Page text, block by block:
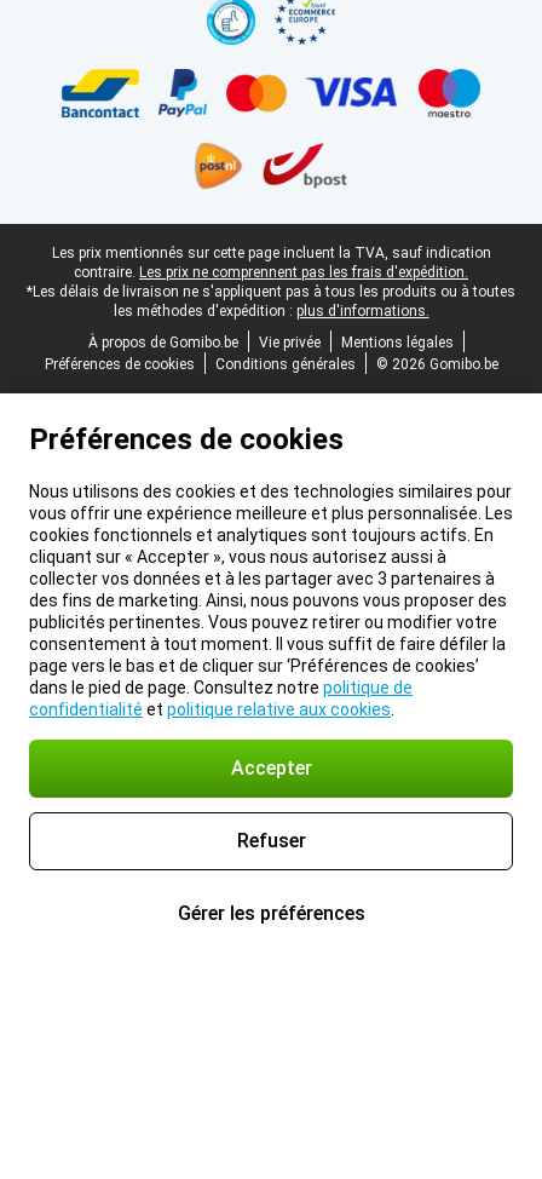
Pied-de-page légal
Les prix mentionnés sur cette page incluent la TVA, sauf indication
contraire. Les prix ne comprennent pas les frais d'expédition.
*Les délais de livraison ne s'appliquent pas à tous les produits ou à toutes
les méthodes d'expédition : plus d'informations.
À propos de Gomibo.be
Vie privée
Mentions légales
Préférences de cookies
Conditions générales © 2026 Gomibo.be
Préférences de cookies
Nous utilisons des cookies et des technologies similaires pour
vous offrir une expérience meilleure et plus personnalisée. Les
cookies fonctionnels et analytiques sont toujours actifs. En
cliquant sur « Accepter », vous nous autorisez aussi à
collecter vos données et à les partager avec 3 partenaires à
des fins de marketing. Ainsi, nous pouvons vous proposer des
publicités pertinentes. Vous pouvez retirer ou modifier votre
consentement à tout moment. Il vous suffit de faire défiler la
page vers le bas et de cliquer sur ‘Préférences de cookies’
dans le pied de page. Consultez notre politique de
confidentialité et politique relative aux cookies
Accepter
Refuser
Gérer les préférences